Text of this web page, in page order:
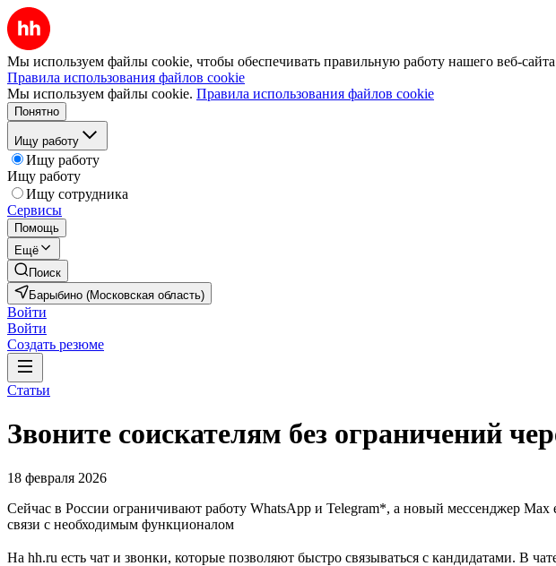
Мы используем файлы cookie, чтобы обеспечивать правильную работу нашего веб-сайта
Правила использования файлов cookie
Мы используем файлы cookie. Правила использования файлов cookie
Понятно
Ищу работу
Ищу работу
Ищу работу
Ищу сотрудника
Сервисы
Помощь
Ещё
Поиск
Барыбино (Московская область)
Войти
Войти
Создать резюме
Статьи
Звоните соискателям без ограничений
18 февраля 2026
Cейчас в России ограничивают работу WhatsApp и Telegram*, а новый мессенджер
связи с необходимым функционалом
На hh.ru есть чат и звонки, которые позволяют быстро связываться с кандидатами. В